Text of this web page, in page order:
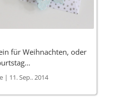
für Weihnachten, oder
| 11. Sep.. 2014